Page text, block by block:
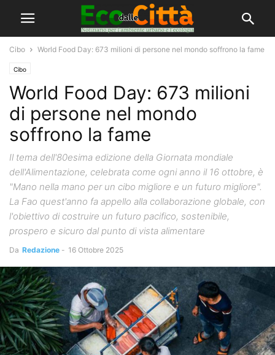
Cibo World Food Day: 673 milioni di persone nel mondo soffrono la fame
Cibo
World Food Day: 673 milioni
di persone nel mondo
soffrono la fame
Il tema dell'80esima edizione della Giornata mondiale
dell'Alimentazione, celebrata come ogni anno il 16 ottobre, è
"Mano nella mano per un cibo migliore e un futuro migliore".
La Fao quest'anno fa appello alla collaborazione globale, con
l'obiettivo di costruire un futuro pacifico, sostenibile,
prospero e sicuro dal punto di vista alimentare
Da Redazione - 16 Ottobre 2025